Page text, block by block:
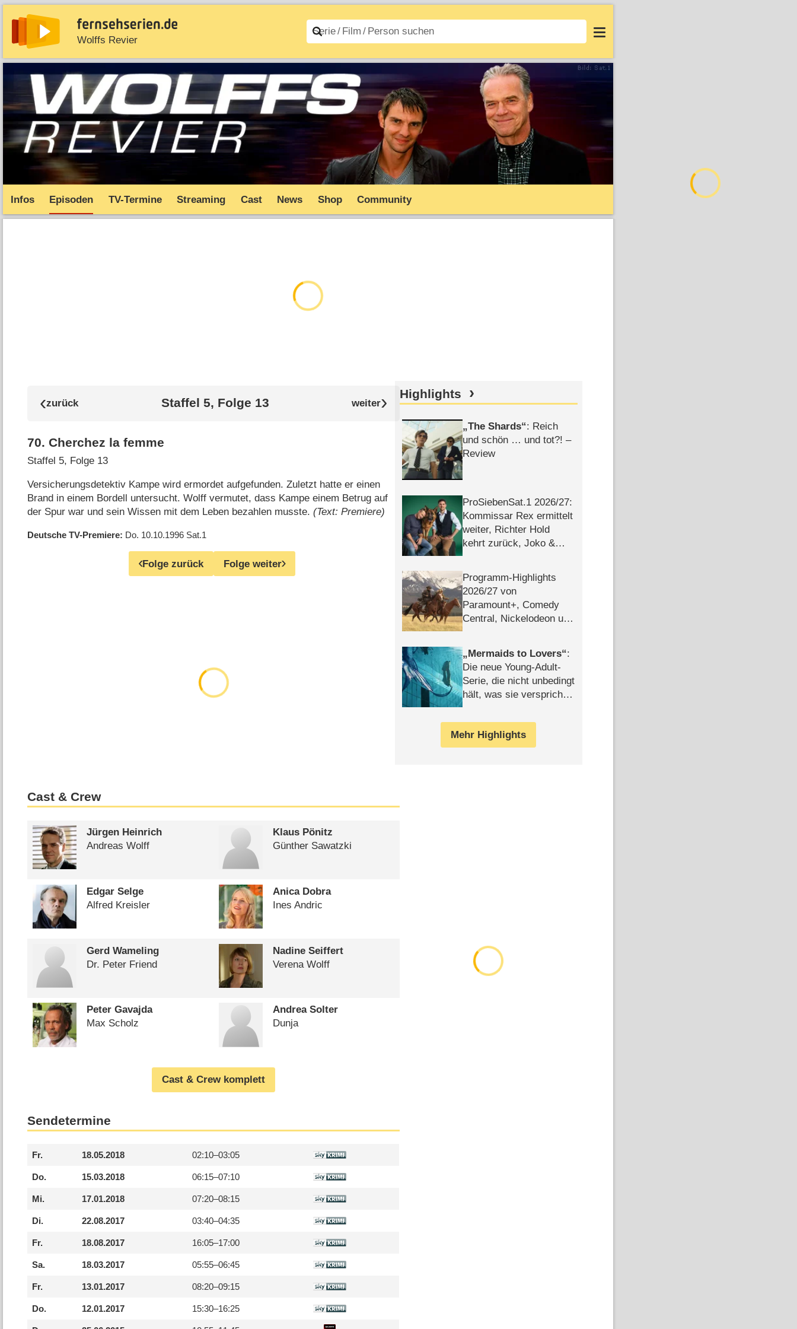
Wolffs Revier
News Entdecken Streaming Filme A–Z Login
Infos Episoden TV-Termine Streaming Cast News Shop Community
Staffel 5, Folge 13
70. Cherchez la femme
Staffel 5, Folge 13
Versicherungsdetektiv Kampe wird ermordet aufgefunden. Zuletzt hatte er einen
Brand in einem Bordell untersucht. Wolff vermutet, dass Kampe einem Betrug auf
der Spur war und sein Wissen mit dem Leben bezahlen musste.(Text: Premiere)
Deutsche TV-Premiere Do. 10.10.1996 Sat.1
Folge zurück Folge weiter
Cast & Crew
Jürgen Heinrich
Andreas Wolff
Klaus Pönitz
Günther Sawatzki
Edgar Selge
Alfred Kreisler
Anica Dobra
Ines Andric
Gerd Wameling
Dr. Peter Friend
Nadine Seiffert
Verena Wolff
Peter Gavajda
Max Scholz
Andrea Solter
Dunja
Cast & Crew komplett
Sendetermine
Fr. 18.05.2018 02:10–03:05
Do. 15.03.2018 06:15–07:10
Mi. 17.01.2018 07:20–08:15
Di. 22.08.2017 03:40–04:35
Fr. 18.08.2017 16:05–17:00
Sa. 18.03.2017 05:55–06:45
Fr. 13.01.2017 08:20–09:15
Do. 12.01.2017 15:30–16:25
Highlights
The Shards : Reich
und schön … und tot?! –
Review
ProSiebenSat.1 2026/​27:
Kommissar Rex ermittelt
weiter, Richter Hold
kehrt zurück, Joko &
Programm-Highlights
2026/​27 von
Paramount+, Comedy
Central, Nickelodeon und
Mermaids to Lovers :
Die neue Young-Adult-
Serie, die nicht unbedingt
hält, was sie verspricht –
Mehr Highlights